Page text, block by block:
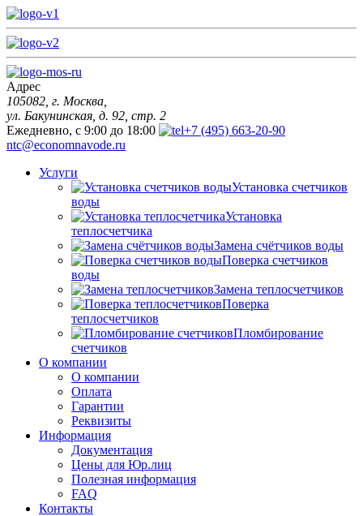
Адрес
105082, г. Москва,
ул. Бакунинская, д. 92, стр. 2
Ежедневно, с 9:00 до 18:00
+7 (495) 663-20-90
ntc@economnavode.ru
Услуги
Установка счетчиков
воды
Установка
теплосчетчика
Замена счётчиков воды
Поверка счетчиков
воды
Замена теплосчетчиков
Поверка
теплосчетчиков
Пломбирование
счетчиков
О компании
О компании
Оплата
Гарантии
Реквизиты
Информация
Документация
Цены для Юр.лиц
Полезная информация
FAQ
Контакты